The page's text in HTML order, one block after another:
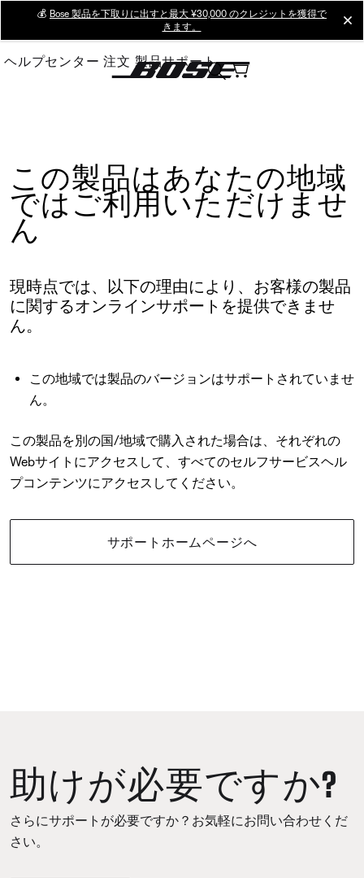
Main
💰 Bose 製品を下取りに出すと最大 ¥30,000 のクレジットを獲得で
きます。
ヘルプセンター 注文 製品サポート
この製品はあなたの地域
ではご利用いただけませ
ん
現時点では、以下の理由により、お客様の製品
に関するオンラインサポートを提供できませ
ん。
この地域では製品のバージョンはサポートされていませ
ん。
この製品を別の国/地域で購入された場合は、それぞれの
Webサイトにアクセスして、すべてのセルフサービスヘル
プコンテンツにアクセスしてください。
サポートホームページへ
助けが必要ですか?
さらにサポートが必要ですか？お気軽にお問い合わせくだ
さい。